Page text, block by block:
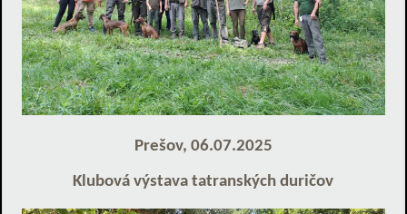
Prešov, 06.07.2025
Klubová výstava tatranských duričov